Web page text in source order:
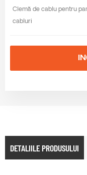
Clemă de cablu pentru
cabluri
DETALIILE PRODUSULUI